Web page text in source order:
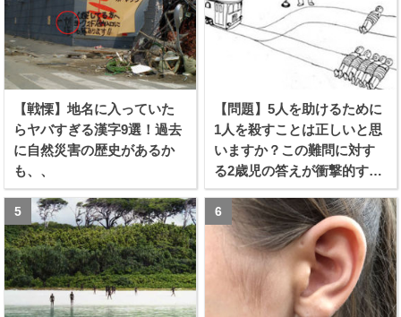
【戦慄】地名に入っていた
らヤバすぎる漢字9選！過去
に自然災害の歴史があるか
も、、
【問題】5人を助けるために
1人を殺すことは正しいと思
いますか？この難問に対す
る2歳児の答えが衝撃的すぎ
る！！